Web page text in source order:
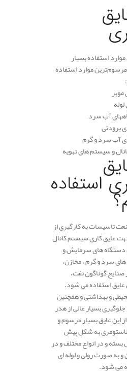
استفاده بسیار
موارد استفاده
استفاده
تاسیسات به کارگیری از
عایق کاری سیستم کانال
دستگاه های سرمایش و
سرد و گرم ، مخازن،
گوناگون نفت،
عایق استفاده می شود.
و بهداشتی و همچنین
بسیار عالی از هدر
این عایق بسیار مرسوم و
به شکل پیش
و در انواع مختلف و در
به صورت رولی و لوله ای
می شود.